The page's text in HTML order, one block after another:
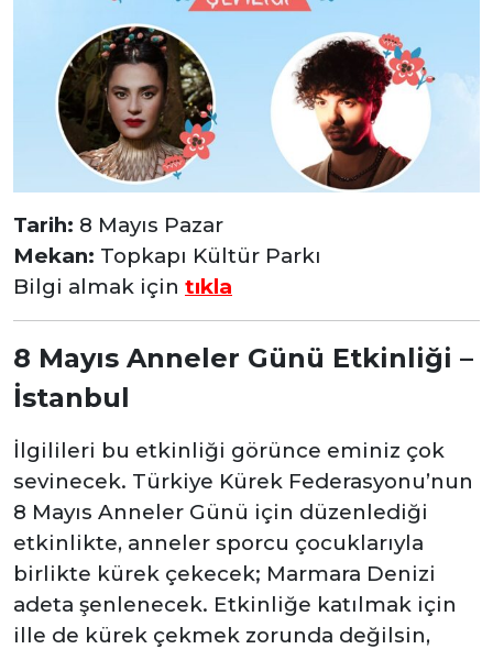
Tarih: 8 Mayıs Pazar
Mekan: Topkapı Kültür Parkı
Bilgi almak için tıkla
8 Mayıs Anneler Günü Etkinliği –
İstanbul
İlgilileri bu etkinliği görünce eminiz çok
sevinecek. Türkiye Kürek Federasyonu’nun
8 Mayıs Anneler Günü için düzenlediği
etkinlikte, anneler sporcu çocuklarıyla
birlikte kürek çekecek; Marmara Denizi
adeta şenlenecek. Etkinliğe katılmak için
ille de kürek çekmek zorunda değilsin,